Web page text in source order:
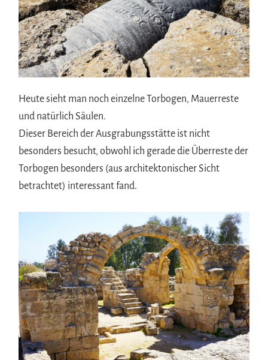
Heute sieht man noch einzelne Torbogen, Mauerreste
und natürlich Säulen.
Dieser Bereich der Ausgrabungsstätte ist nicht
besonders besucht, obwohl ich gerade die Überreste der
Torbogen besonders (aus architektonischer Sicht
betrachtet) interessant fand.